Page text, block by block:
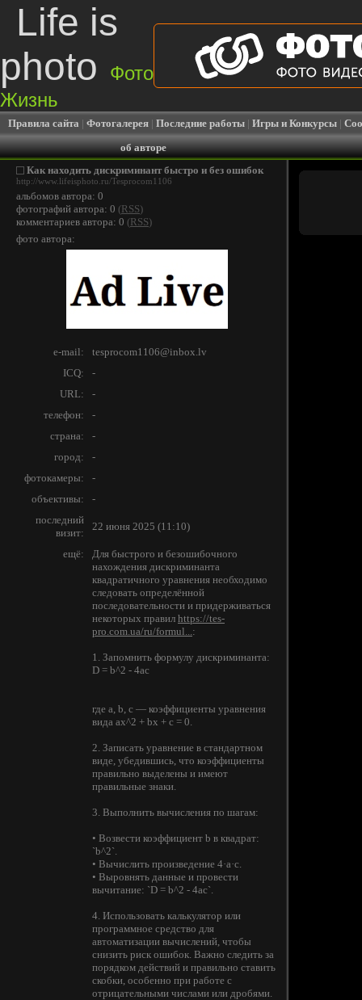
Life is
photo
Фото
Жизнь
Правила сайта | Фотогалерея | Последние работы | Игры и Конкурсы |
об авторе
Как находить дискриминант быстро и без ошибок
http://www.lifeisphoto.ru/Tesprocom1106
альбомов автора: 0
фотографий автора: 0 (RSS)
комментариев автора: 0 (RSS)
фото автора:
e-mail:
tesprocom1106@inbox.lv
ICQ:
-
URL:
-
телефон:
-
страна:
-
город:
-
фотокамеры:
-
объективы:
-
последний
визит:
22 июня 2025 (11:10)
ещё:
Для быстрого и безошибочного
нахождения дискриминанта
квадратичного уравнения необходимо
следовать определённой
последовательности и придерживаться
некоторых правил https://tes-
pro.com.ua/ru/formul...:
1. Запомнить формулу дискриминанта:
D = b^2 - 4ac
где a, b, c — коэффициенты уравнения
вида ax^2 + bx + c = 0.
2. Записать уравнение в стандартном
виде, убедившись, что коэффициенты
правильно выделены и имеют
правильные знаки.
3. Выполнить вычисления по шагам:
• Возвести коэффициент b в квадрат:
`b^2`.
• Вычислить произведение 4·a·c.
• Выровнять данные и провести
вычитание: `D = b^2 - 4ac`.
4. Использовать калькулятор или
программное средство для
автоматизации вычислений, чтобы
снизить риск ошибок. Важно следить за
порядком действий и правильно ставить
скобки, особенно при работе с
отрицательными числами или дробями.